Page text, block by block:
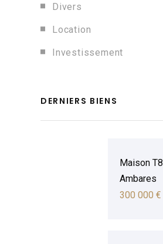
Divers
Location
Investissement
DERNIERS BIENS
Maison T8
Ambares
300 000 €